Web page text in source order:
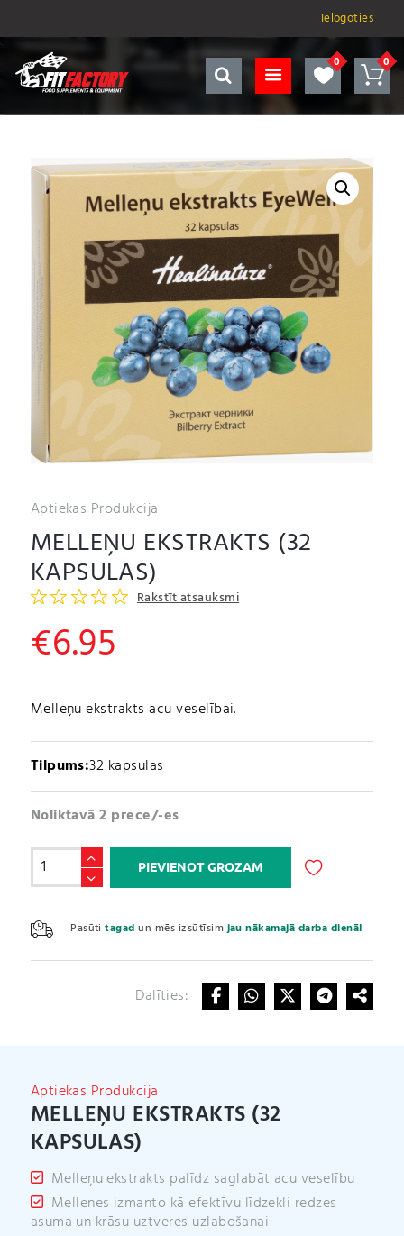
Ielogoties
Aptiekas Produkcija
MELLEŅU EKSTRAKTS (32
KAPSULAS)
Rakstīt atsauksmi
€6.95
Melleņu ekstrakts acu veselībai.
Tilpums:32 kapsulas
Noliktavā 2 prece/-es
Melleņu
ekstrakts
kapsulas)
daudzums
PIEVIENOT GROZAM
Pasūtitagad un mēs izsūtīsimjau nākamajā darba dienā!
e
r
n
Dalīties:
Aptiekas Produkcija
MELLEŅU EKSTRAKTS (32
KAPSULAS)
Melleņu ekstrakts palīdz saglabāt acu veselību
Mellenes izmanto kā efektīvu līdzekli redzes
asuma un krāsu uztveres uzlabošanai